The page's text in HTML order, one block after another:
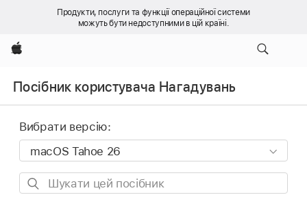
Продукти, послуги та функції операційної системи
можуть бути недоступними в цій країні.
Apple
Посібник користувача Нагадувань
Вибрати версію:
Шукати